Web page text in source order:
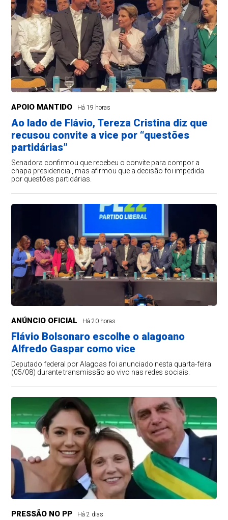
APOIO MANTIDO Há 19 horas
Ao lado de Flávio, Tereza Cristina diz que
recusou convite a vice por “questões
partidárias”
Senadora confirmou que recebeu o convite para compor a
chapa presidencial, mas afirmou que a decisão foi impedida
por questões partidárias.
ANÚNCIO OFICIAL Há 20 horas
Flávio Bolsonaro escolhe o alagoano
Alfredo Gaspar como vice
Deputado federal por Alagoas foi anunciado nesta quarta-feira
(05/08) durante transmissão ao vivo nas redes sociais.
PRESSÃO NO PP Há 2 dias